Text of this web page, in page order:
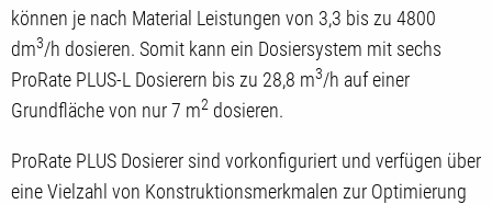
können je nach Material Leistungen von 3,3 bis zu 4800
dm3/h dosieren. Somit kann ein Dosiersystem mit sechs
ProRate PLUS-L Dosierern bis zu 28,8 m3/h auf einer
Grundfläche von nur 7 m2 dosieren.
ProRate PLUS Dosierer sind vorkonfiguriert und verfügen über
eine Vielzahl von Konstruktionsmerkmalen zur Optimierung